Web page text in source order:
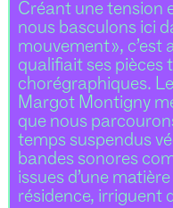
Créant une tension
nous basculons ici
mouvement », c’est
qualifiait ses pièces
chorégraphiques.
Margot Montigny
que nous
temps suspendus
bandes sonores
issues d’une
résidence, irriguent